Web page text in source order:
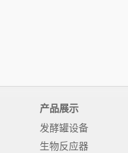
产品展示
发酵罐设备
生物反应器